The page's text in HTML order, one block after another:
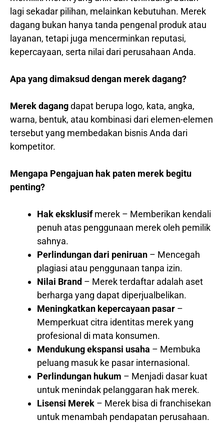
lagi sekadar pilihan, melainkan kebutuhan. Merek
dagang bukan hanya tanda pengenal produk atau
layanan, tetapi juga mencerminkan reputasi,
kepercayaan, serta nilai dari perusahaan Anda.
Apa yang dimaksud dengan merek dagang?
Merek dagangdapat berupa logo, kata, angka,
warna, bentuk, atau kombinasi dari elemen-elemen
tersebut yang membedakan bisnis Anda dari
kompetitor.
Mengapa Pengajuan hak paten merek begitu
penting?
Hak eksklusifmerek – Memberikan kendali
penuh atas penggunaan merek oleh pemilik
sahnya.
Perlindungan dari peniruan – Mencegah
plagiasi atau penggunaan tanpa izin.
Nilai Brand – Merek terdaftar adalah aset
berharga yang dapat diperjualbelikan.
Meningkatkan kepercayaan pasar –
Memperkuat citra identitas merek yang
profesional di mata konsumen.
Mendukung ekspansi usaha – Membuka
peluang masuk ke pasar internasional.
Perlindungan hukum – Menjadi dasar kuat
untuk menindak pelanggaran hak merek.
Lisensi Merek – Merek bisa di franchisekan
untuk menambah pendapatan perusahaan.